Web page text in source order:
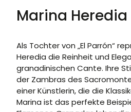
Marina Heredia
Als Tochter von „El Parrón“
Heredia die Reinheit und
granadinischen Cante. Ihre
der Zambras des
einer Künstlerin, die die
Marina ist das perfekte